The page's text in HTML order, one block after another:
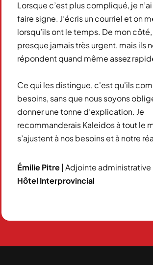
Lorsque c’est plus compliqué, je n’ai
faire signe. J’écris un courriel et on
lorsqu’ils ont le temps. De mon côté,
presque jamais très urgent, mais ils
répondent quand même assez
Ce qui les distingue, c'est qu'ils
besoins, sans que nous soyons
donner une tonne d’explication. Je
recommanderais Kaleidos à tout le
s’ajustent à nos besoins et à notre
Émilie Pitre| Adjointe administrative
Hôtel Interprovincial